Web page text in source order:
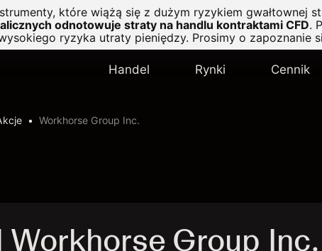
które wiążą się z dużym ryzykiem gwałtownej
odnotowuje straty na handlu kontraktami CFD.
ryzyka utraty pieniędzy. Prosimy o zapoznanie
Handel Rynki Cennik
Workhorse Group Inc.
Workhorse Group